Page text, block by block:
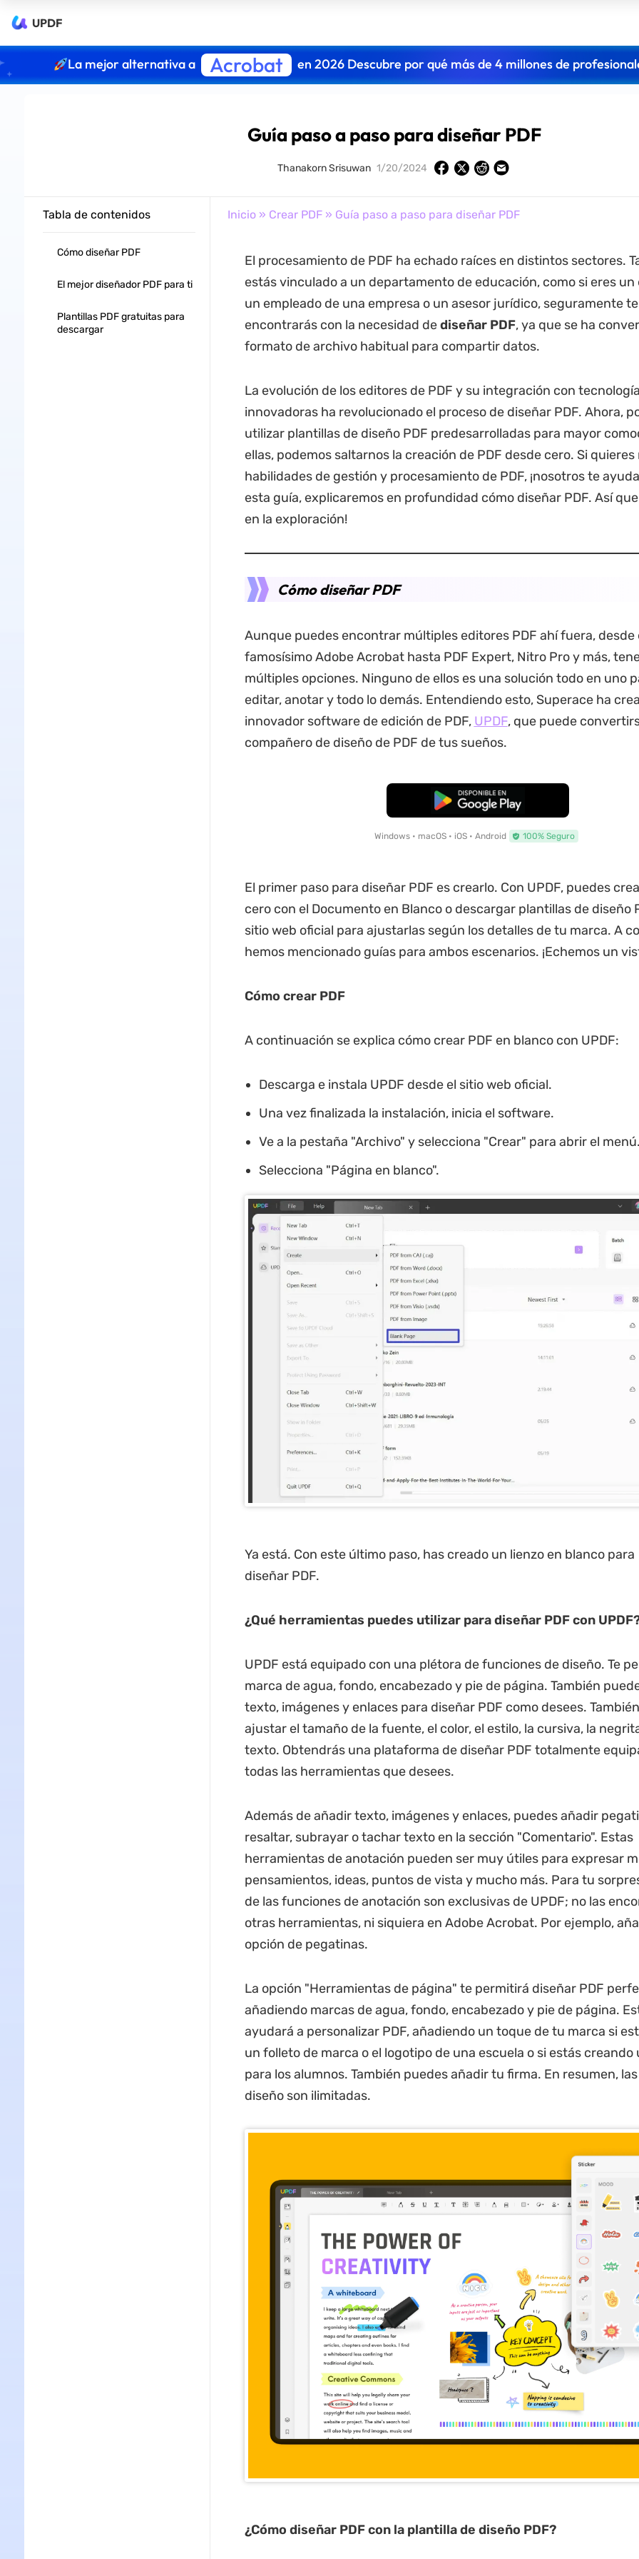
UPDF
La mejor alternativa a Acrobat en 2026 Descubre por qué más de 4 millones de
Guía paso a paso para diseñar PDF
Thanakorn Srisuwan 1/20/2024
Tabla de contenidos
Cómo diseñar PDF
El mejor diseñador PDF para ti
Plantillas PDF gratuitas para
descargar
Inicio» Crear PDF» Guía paso a paso para diseñar PDF
El procesamiento de PDF ha echado raíces en distintos sectores.
estás vinculado a un departamento de educación, como si eres
un empleado de una empresa o un asesor jurídico, seguramente te
encontrarás con la necesidad dediseñar PDF, ya que se ha
formato de archivo habitual para compartir datos.
La evolución de los editores de PDF y su integración con
innovadoras ha revolucionado el proceso de diseñar PDF. Ahora,
utilizar plantillas de diseño PDF predesarrolladas para mayor
ellas, podemos saltarnos la creación de PDF desde cero. Si
habilidades de gestión y procesamiento de PDF, ¡nosotros te
esta guía, explicaremos en profundidad cómo diseñar PDF. Así
en la exploración!
Cómo diseñar PDF
Aunque puedes encontrar múltiples editores PDF ahí fuera, desde
famosísimo Adobe Acrobat hasta PDF Expert, Nitro Pro y más,
múltiples opciones. Ninguno de ellos es una solución todo en uno
editar, anotar y todo lo demás. Entendiendo esto, Superace ha
innovador software de edición de PDF, UPDF, que puede
compañero de diseño de PDF de tus sueños.
Descarga Gratuita
Windows • macOS • iOS • Android 100% Seguro
El primer paso para diseñar PDF es crearlo. Con UPDF, puedes
cero con el Documento en Blanco o descargar plantillas de diseño
sitio web oficial para ajustarlas según los detalles de tu marca. A
hemos mencionado guías para ambos escenarios. ¡Echemos un
Cómo crear PDF
A continuación se explica cómo crear PDF en blanco con UPDF:
Descarga e instala UPDF desde el sitio web oficial.
Una vez finalizada la instalación, inicia el software.
Ve a la pestaña "Archivo" y selecciona "Crear" para abrir el
Selecciona "Página en blanco".
Ya está. Con este último paso, has creado un lienzo en blanco para
diseñar PDF.
¿Qué herramientas puedes utilizar para diseñar PDF con
UPDF está equipado con una plétora de funciones de diseño. Te
marca de agua, fondo, encabezado y pie de página. También
texto, imágenes y enlaces para diseñar PDF como desees.
ajustar el tamaño de la fuente, el color, el estilo, la cursiva, la
texto. Obtendrás una plataforma de diseñar PDF totalmente
todas las herramientas que desees.
Además de añadir texto, imágenes y enlaces, puedes añadir
resaltar, subrayar o tachar texto en la sección "Comentario". Estas
herramientas de anotación pueden ser muy útiles para expresar
pensamientos, ideas, puntos de vista y mucho más. Para tu
de las funciones de anotación son exclusivas de UPDF; no las
otras herramientas, ni siquiera en Adobe Acrobat. Por ejemplo,
opción de pegatinas.
La opción "Herramientas de página" te permitirá diseñar PDF
añadiendo marcas de agua, fondo, encabezado y pie de página.
ayudará a personalizar PDF, añadiendo un toque de tu marca si
un folleto de marca o el logotipo de una escuela o si estás creando
para los alumnos. También puedes añadir tu firma. En resumen,
diseño son ilimitadas.
¿Cómo diseñar PDF con la plantilla de diseño PDF?